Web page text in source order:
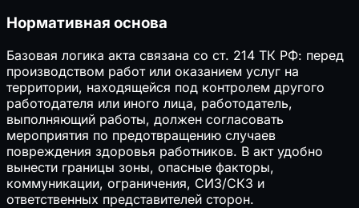
Нормативная основа
Базовая логика акта связана со ст. 214 ТК РФ: перед
производством работ или оказанием услуг на
территории, находящейся под контролем другого
работодателя или иного лица, работодатель,
выполняющий работы, должен согласовать
мероприятия по предотвращению случаев
повреждения здоровья работников. В акт удобно
вынести границы зоны, опасные факторы,
коммуникации, ограничения, СИЗ/СКЗ и
ответственных представителей сторон.